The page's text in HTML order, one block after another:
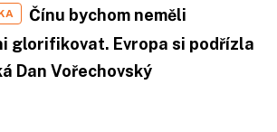
Čínu bychom neměli
glorifikovat. Evropa si podřízla
Dan Vořechovský